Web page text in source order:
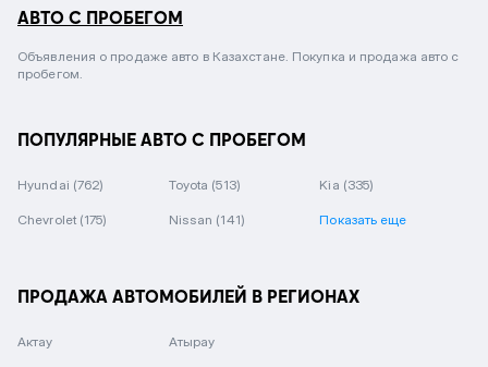
АВТО С ПРОБЕГОМ
Объявления о продаже авто в Казахстане. Покупка и продажа авто с
пробегом.
ПОПУЛЯРНЫЕ АВТО С ПРОБЕГОМ
Hyundai (762) Toyota (513) Kia (335)
Chevrolet (175) Nissan (141) Показать еще
ПРОДАЖА АВТОМОБИЛЕЙ В РЕГИОНАХ
Актау Атырау